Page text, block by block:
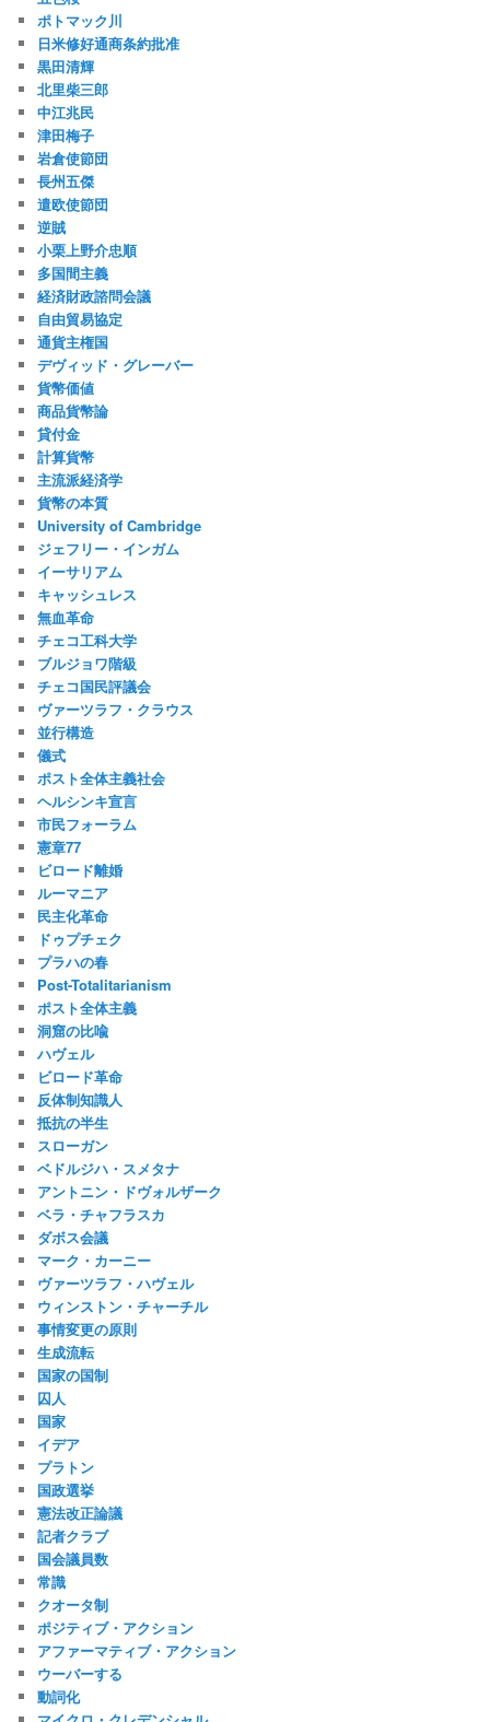
ポトマック川
日米修好通商条約批准
黒田清輝
北里柴三郎
中江兆民
津田梅子
岩倉使節団
長州五傑
遣欧使節団
逆賊
小栗上野介忠順
多国間主義
経済財政諮問会議
自由貿易協定
通貨主権国
デヴィッド・グレーバー
貨幣価値
商品貨幣論
貸付金
計算貨幣
主流派経済学
貨幣の本質
University of Cambridge
ジェフリー・インガム
イーサリアム
キャッシュレス
無血革命
チェコ工科大学
ブルジョワ階級
チェコ国民評議会
ヴァーツラフ・クラウス
並行構造
儀式
ポスト全体主義社会
ヘルシンキ宣言
市民フォーラム
憲章77
ビロード離婚
ルーマニア
民主化革命
ドゥプチェク
プラハの春
Post-Totalitarianism
ポスト全体主義
洞窟の比喩
ハヴェル
ビロード革命
反体制知識人
抵抗の半生
スローガン
ベドルジハ・スメタナ
アントニン・ドヴォルザーク
ベラ・チャフラスカ
ダボス会議
マーク・カーニー
ヴァーツラフ・ハヴェル
ウィンストン・チャーチル
事情変更の原則
生成流転
国家の国制
囚人
国家
イデア
プラトン
国政選挙
憲法改正論議
記者クラブ
国会議員数
常識
クオータ制
ポジティブ・アクション
アファーマティブ・アクション
ウーバーする
動詞化